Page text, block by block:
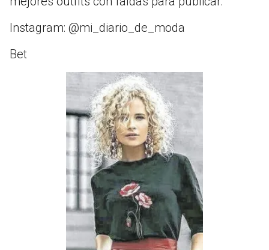
Instagram: @mi_diario_de_moda
Bet